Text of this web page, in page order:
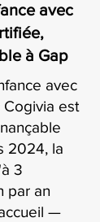
avec
à Gap
avec
est
2024, la
3
par an
—